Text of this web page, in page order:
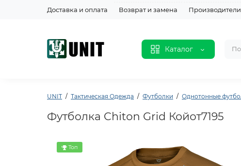
Доставка и оплата Возврат и замена Производители
Каталог
UNIT Тактическая Одежда Футболки Однотонные
Футболка Chiton Grid Койот7195
Топ